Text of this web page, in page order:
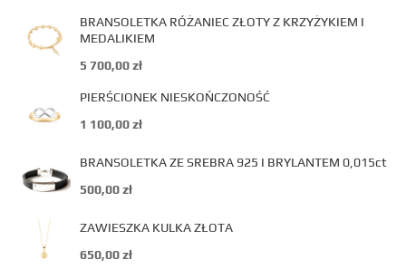
BRANSOLETKA RÓŻANIEC ZŁOTY Z KRZYŻYKIEM I
MEDALIKIEM
5 700,00zł
PIERŚCIONEK NIESKOŃCZONOŚĆ
1 100,00zł
BRANSOLETKA ZE SREBRA 925 I BRYLANTEM 0,015ct
500,00zł
ZAWIESZKA KULKA ZŁOTA
650,00zł